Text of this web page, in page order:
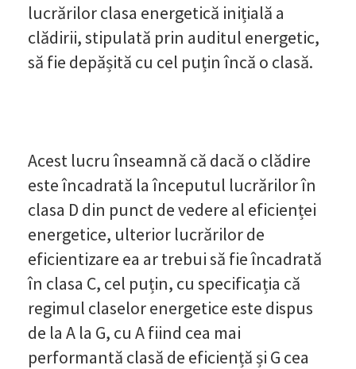
lucrărilor clasa energetică inițială a
clădirii, stipulată prin auditul energetic,
să fie depășită cu cel puțin încă o clasă.
Acest lucru înseamnă că dacă o clădire
este încadrată la începutul lucrărilor în
clasa D din punct de vedere al eficienței
energetice, ulterior lucrărilor de
eficientizare ea ar trebui să fie încadrată
în clasa C, cel puțin, cu specificația că
regimul claselor energetice este dispus
de la A la G, cu A fiind cea mai
performantă clasă de eficiență și G cea